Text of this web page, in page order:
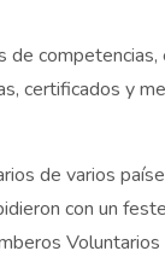
de
certificados y
de varios
con un
Voluntarios